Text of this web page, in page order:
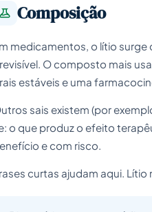
Composição
medicamentos, o lítio surge
O composto mais
estáveis e uma
sais existem (por
o que produz o efeito
e com risco.
curtas ajudam aqui. Lítio